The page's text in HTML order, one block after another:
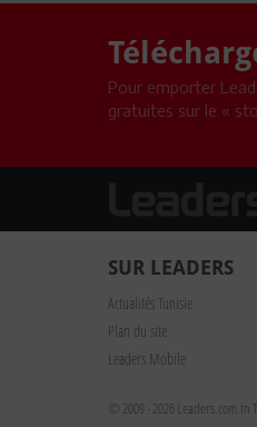
Pour emporter
gratuites sur le «
SUR LEADERS
Actualités Tunisie
Plan du site
Leaders Mobile
© 2009 - 2026 Leaders.com.tn